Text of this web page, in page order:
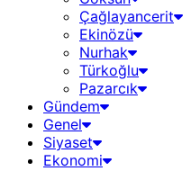
Çağlayancerit
Ekinözü
Nurhak
Türkoğlu
Pazarcık
Gündem
Genel
Siyaset
Ekonomi